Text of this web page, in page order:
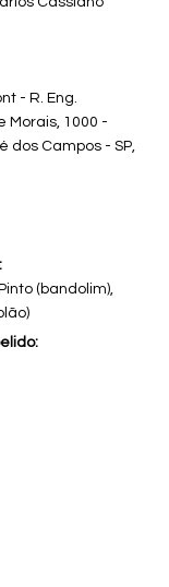
- R. Eng.
Morais, 1000 -
dos Campos - SP,
(bandolim),